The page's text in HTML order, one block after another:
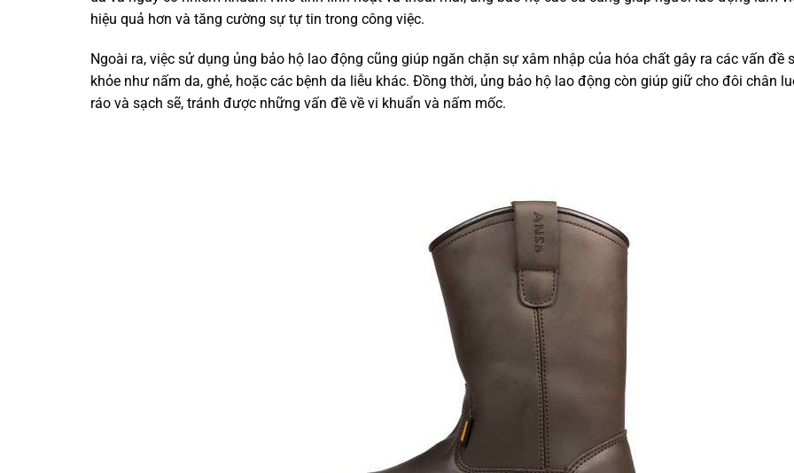
hiệu quả hơn và tăng cường sự tự tin trong công việc.
Ngoài ra, việc sử dụng ủng bảo hộ lao động cũng giúp ngăn chặn sự xâm nhập của hóa chất gây ra các vấn đề
khỏe như nấm da, ghẻ, hoặc các bệnh da liễu khác. Đồng thời, ủng bảo hộ lao động còn giúp giữ cho đôi chân
ráo và sạch sẽ, tránh được những vấn đề về vi khuẩn và nấm mốc.